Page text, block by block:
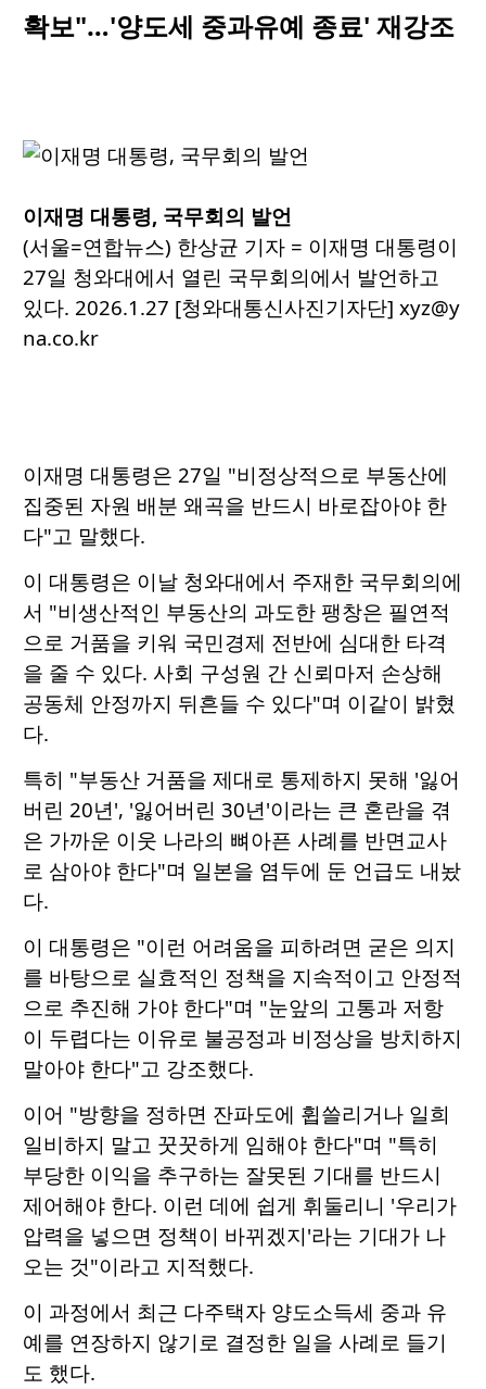
확보"…'양도세 중과유예 종료' 재강조
이재명 대통령, 국무회의 발언
(서울=연합뉴스) 한상균 기자 = 이재명 대통령이
27일 청와대에서 열린 국무회의에서 발언하고
있다. 2026.1.27 [청와대통신사진기자단] xyz@y
na.co.kr
이재명 대통령은 27일 "비정상적으로 부동산에
집중된 자원 배분 왜곡을 반드시 바로잡아야 한
다"고 말했다.
이 대통령은 이날 청와대에서 주재한 국무회의에
서 "비생산적인 부동산의 과도한 팽창은 필연적
으로 거품을 키워 국민경제 전반에 심대한 타격
을 줄 수 있다. 사회 구성원 간 신뢰마저 손상해
공동체 안정까지 뒤흔들 수 있다"며 이같이 밝혔
다.
특히 "부동산 거품을 제대로 통제하지 못해 '잃어
버린 20년', '잃어버린 30년'이라는 큰 혼란을 겪
은 가까운 이웃 나라의 뼈아픈 사례를 반면교사
로 삼아야 한다"며 일본을 염두에 둔 언급도 내놨
다.
이 대통령은 "이런 어려움을 피하려면 굳은 의지
를 바탕으로 실효적인 정책을 지속적이고 안정적
으로 추진해 가야 한다"며 "눈앞의 고통과 저항
이 두렵다는 이유로 불공정과 비정상을 방치하지
말아야 한다"고 강조했다.
이어 "방향을 정하면 잔파도에 휩쓸리거나 일희
일비하지 말고 꿋꿋하게 임해야 한다"며 "특히
부당한 이익을 추구하는 잘못된 기대를 반드시
제어해야 한다. 이런 데에 쉽게 휘둘리니 '우리가
압력을 넣으면 정책이 바뀌겠지'라는 기대가 나
오는 것"이라고 지적했다.
이 과정에서 최근 다주택자 양도소득세 중과 유
예를 연장하지 않기로 결정한 일을 사례로 들기
도 했다.